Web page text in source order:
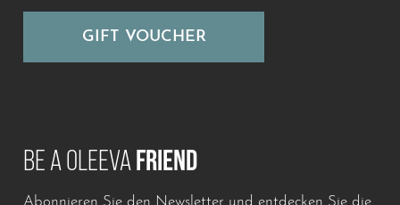
GIFT VOUCHER
BE A OLEEVAFRIEND